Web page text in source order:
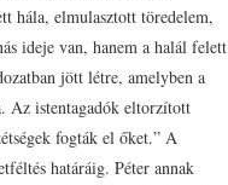
hála, elmulasztott töredelem,
ideje van, hanem a halál felett
jött létre, amelyben a
Az istentagadók eltorzított
fogták el őket.” A
határáig. Péter annak